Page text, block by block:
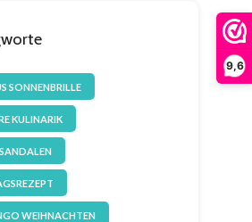
9,6
SONNENBRILLE
KULINARIK
WEIHNACHTEN